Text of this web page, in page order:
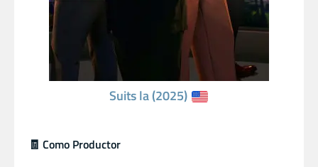
Suits la (2025)
🧾 Como Productor